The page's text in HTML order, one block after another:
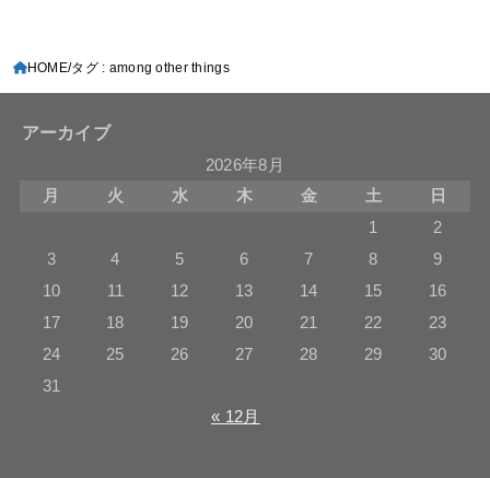
HOME タグ : among other things
アーカイブ
2026年8月
月
火 水 木 金 土
日
1
2
3
4 5 6 7 8
9
10
11 12 13 14 15
16
17
18 19 20 21 22
23
24
25 26 27 28 29
30
31
« 12月